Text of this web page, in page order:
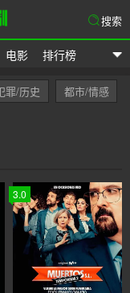
电影 排行榜
搜索
罪/历史
都市/情感
3.0